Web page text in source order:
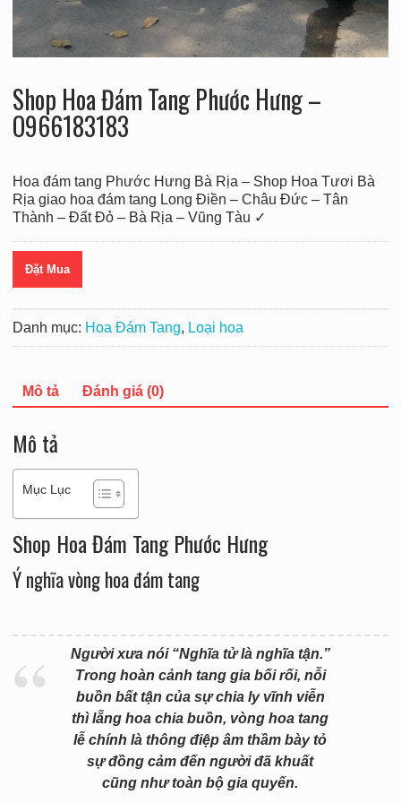
Shop Hoa Đám Tang Phước Hưng –
O966183183
Hoa đám tang Phước Hưng Bà Rịa – Shop Hoa Tươi Bà
Rịa giao hoa đám tang Long Điền – Châu Đức – Tân
Thành – Đất Đỏ – Bà Rịa – Vũng Tàu ✓
Đặt Mua
Danh mục: Hoa Đám Tang, Loại hoa
Mô tả Đánh giá (0)
Mô tả
Mục Lục
Shop Hoa Đám Tang Phước Hưng
Ý nghĩa vòng hoa đám tang
Người xưa nói “Nghĩa tử là nghĩa tận.”
Trong hoàn cảnh tang gia bối rối, nỗi
buồn bất tận của sự chia ly vĩnh viễn
thì lẵng hoa chia buồn, vòng hoa tang
lễ chính là thông điệp âm thầm bày tỏ
sự đồng cảm đến người đã khuất
cũng như toàn bộ gia quyến.